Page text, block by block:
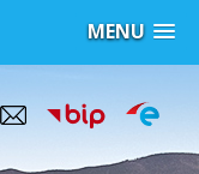
MENU